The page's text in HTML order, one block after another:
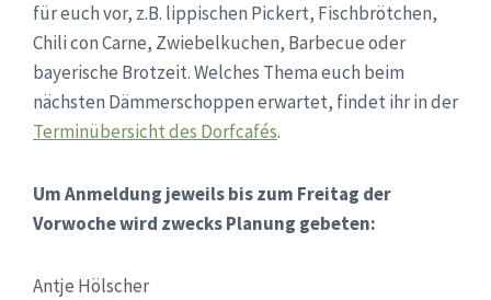
für euch vor, z.B. lippischen Pickert, Fischbrötchen,
Chili con Carne, Zwiebelkuchen, Barbecue oder
bayerische Brotzeit. Welches Thema euch beim
nächsten Dämmerschoppen erwartet, findet ihr in der
Terminübersicht des Dorfcafés.
Um Anmeldung jeweils bis zum Freitag der
Vorwoche wird zwecks Planung gebeten:
Antje Hölscher